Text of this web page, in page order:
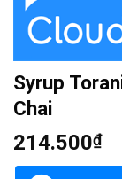
Syrup
Chai
214.500₫